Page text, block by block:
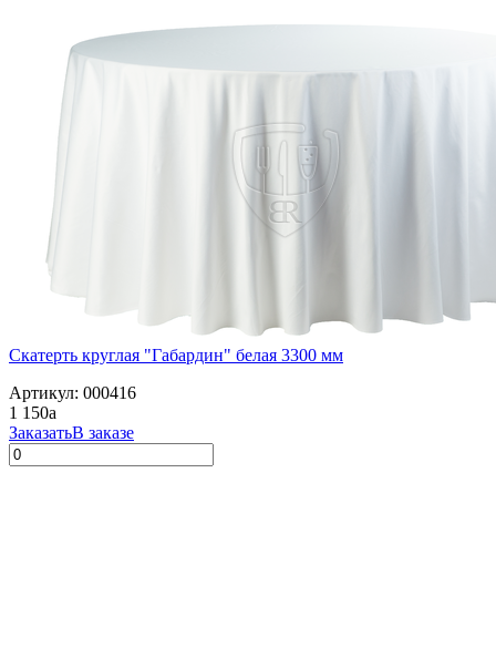
Скатерть круглая "Габардин" белая 3300 мм
Артикул: 000416
1 150a
ЗаказатьВ заказе